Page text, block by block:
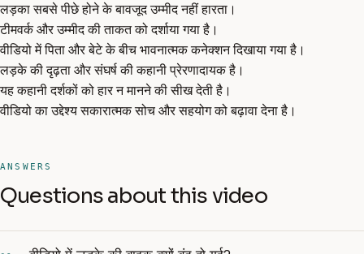
लड़का सबसे पीछे होने के बावजूद उम्मीद नहीं हारता।
टीमवर्क और उम्मीद की ताकत को दर्शाया गया है।
वीडियो में पिता और बेटे के बीच भावनात्मक कनेक्शन दिखाया गया है।
लड़के की दृढ़ता और संघर्ष की कहानी प्रेरणादायक है।
यह कहानी दर्शकों को हार न मानने की सीख देती है।
वीडियो का उद्देश्य सकारात्मक सोच और सहयोग को बढ़ावा देना है।
ANSWERS
Questions about this video